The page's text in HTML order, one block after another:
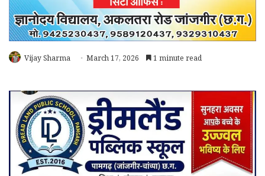
Vijay Sharma March 17, 2026 1 minute read